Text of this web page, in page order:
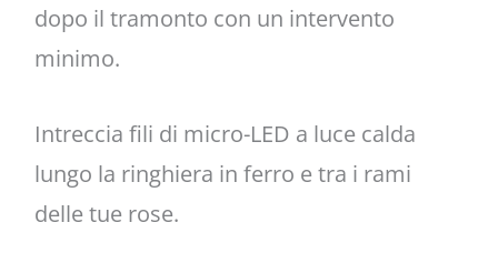
dopo il tramonto con un intervento
minimo.
Intreccia fili di micro-LED a luce calda
lungo la ringhiera in ferro e tra i rami
delle tue rose.